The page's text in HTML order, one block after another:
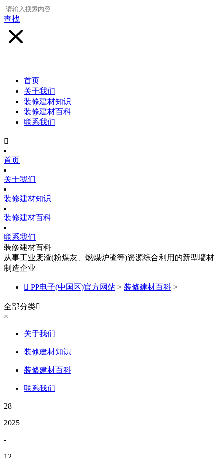
查找
首页
关于我们
装修建材知识
装修建材百科
联系我们

首页
关于我们
装修建材知识
装修建材百科
联系我们
装修建材百科
从事工业废渣(粉煤灰、燃煤炉渣等)资源综合利用的新型墙材
制造企业
 PP电子(中国区)官方网站 > 装修建材百科 >
全部分类
×
关于我们
装修建材知识
装修建材百科
联系我们
28
2025
-
12